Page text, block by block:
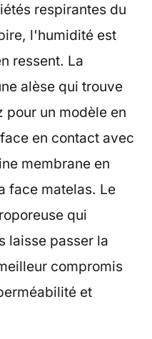
respirantes du
l'humidité est
ressent. La
alèse qui trouve
pour un modèle en
en contact avec
membrane en
face matelas. Le
qui
laisse passer la
compromis
et